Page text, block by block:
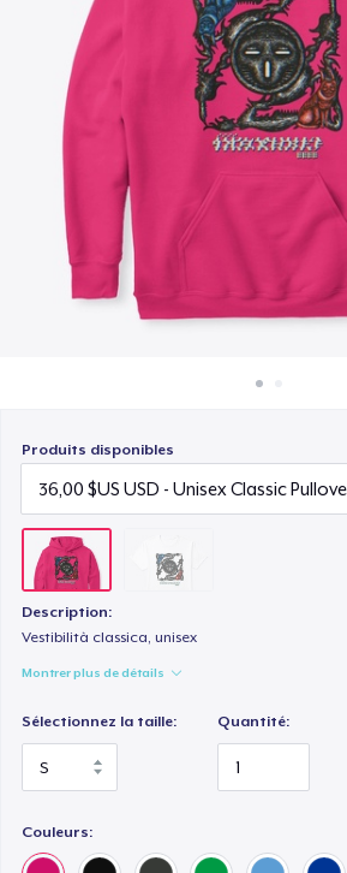
Vendez partout
Vendre n'importe quoi
Produits disponibles
Description:
Vestibilità classica, unisex
Montrer plus de détails
Sélectionnez la taille: Quantité:
Couleurs: